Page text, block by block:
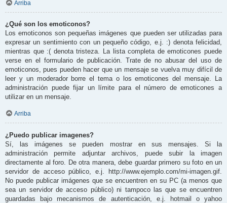
Arriba
¿Qué son los emoticonos?
Los emoticonos son pequeñas imágenes que pueden ser utilizadas para
expresar un sentimiento con un pequeño código, e.j. :) denota felicidad,
mientras que :( denota tristeza. La lista completa de emoticones puede
verse en el formulario de publicación. Trate de no abusar del uso de
emoticonos, pues pueden hacer que un mensaje se vuelva muy difícil de
leer y un moderador borre el tema o los emoticones del mensaje. La
administración puede fijar un límite para el número de emoticones a
utilizar en un mensaje.
Arriba
¿Puedo publicar imagenes?
Sí, las imágenes se pueden mostrar en sus mensajes. Si la
administración permite adjuntar archivos, puede subir la imagen
directamente al foro. De otra manera, debe guardar primero su foto en un
servidor de acceso público, e.j. http://www.ejemplo.com/mi-imagen.gif.
No puede publicar imágenes que se encuentren en su PC (a menos que
sea un servidor de acceso público) ni tampoco las que se encuentren
guardadas bajo mecanismos de autenticación, e.j. hotmail o yahoo